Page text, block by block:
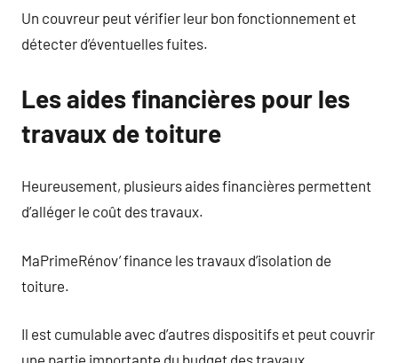
Un couvreur peut vérifier leur bon fonctionnement et
détecter d’éventuelles fuites.
Les aides financières pour les
travaux de toiture
Heureusement, plusieurs aides financières permettent
d’alléger le coût des travaux.
MaPrimeRénov’ finance les travaux d’isolation de
toiture.
Il est cumulable avec d’autres dispositifs et peut couvrir
une partie importante du budget des travaux.